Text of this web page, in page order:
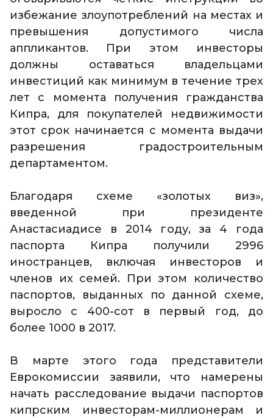
избежание злоупотреблений на местах и
превышения допустимого числа
аппликантов. При этом инвесторы
должны оставаться владельцами
инвестиций как минимум в течение трех
лет с момента получения гражданства
Кипра, для покупателей недвижимости
этот срок начинается с момента выдачи
разрешения градостроительным
департаментом.
Благодаря схеме «золотых виз»,
введенной при президенте
Анастасиадисе в 2014 году, за 4 года
паспорта Кипра получили 2996
иностранцев, включая инвесторов и
членов их семей. При этом количество
паспортов, выданных по данной схеме,
выросло с 400-сот в первый год, до
более 1000 в 2017.
В марте этого года представители
Еврокомиссии заявили, что намерены
начать расследование выдачи паспортов
кипрским инвесторам-миллионерам и